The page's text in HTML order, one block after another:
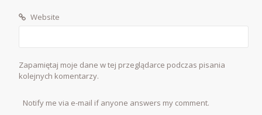
Website
Zapamiętaj moje dane w tej przeglądarce podczas pisania
kolejnych komentarzy.
Notify me via e-mail if anyone answers my comment.